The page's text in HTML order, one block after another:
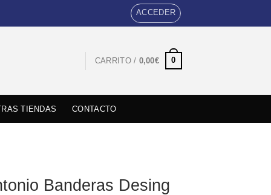
ACCEDER
CARRITO / 0,00€ 0
TIENDAS CONTACTO
Banderas Desing